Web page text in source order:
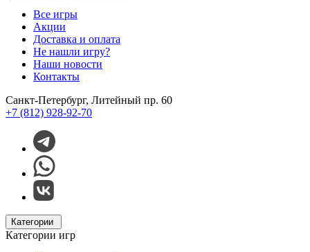
Все игры
Акции
Доставка и оплата
Не нашли игру?
Наши новости
Контакты
Санкт-Петербург, Литейный пр. 60
+7 (812) 928-92-70
Категории
Категории игр